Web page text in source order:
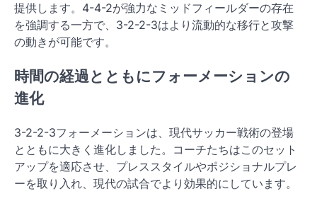
提供します。4-4-2が強力なミッドフィールダーの存在
を強調する一方で、3-2-2-3はより流動的な移行と攻撃
の動きが可能です。
時間の経過とともにフォーメーションの
進化
3-2-2-3フォーメーションは、現代サッカー戦術の登場
とともに大きく進化しました。コーチたちはこのセット
アップを適応させ、プレススタイルやポジショナルプレ
ーを取り入れ、現代の試合でより効果的にしています。